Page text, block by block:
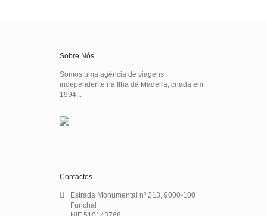
Sobre Nós
Somos uma agência de viagens
independente na Ilha da Madeira, criada em
1994...
Contactos
Estrada Monumental nº 213, 9000-100
Funchal